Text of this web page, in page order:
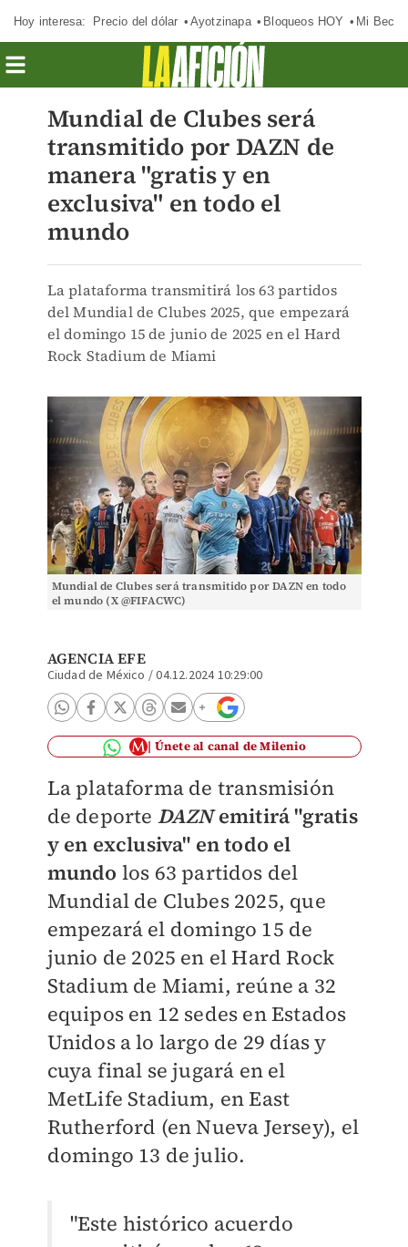
Hoy interesa: Precio del dólar Ayotzinapa Bloqueos HOY Mi Beca
Mundial de Clubes será
transmitido por DAZN de
manera "gratis y en
exclusiva" en todo el
mundo
La plataforma transmitirá los 63 partidos
del Mundial de Clubes 2025, que empezará
el domingo 15 de junio de 2025 en el Hard
Rock Stadium de Miami
Mundial de Clubes será transmitido por DAZN en todo
el mundo (X @FIFACWC)
AGENCIA EFE
Ciudad de México /04.12.2024 10:29:00
Únete al canal de Milenio
La plataforma de transmisión
de deporte DAZNemitirá "gratis
y en exclusiva" en todo el
mundo los 63 partidos del
Mundial de Clubes 2025, que
empezará el domingo 15 de
junio de 2025 en el Hard Rock
Stadium de Miami, reúne a 32
equipos en 12 sedes en Estados
Unidos a lo largo de 29 días y
cuya final se jugará en el
MetLife Stadium, en East
Rutherford (en Nueva Jersey), el
domingo 13 de julio.
"Este histórico acuerdo